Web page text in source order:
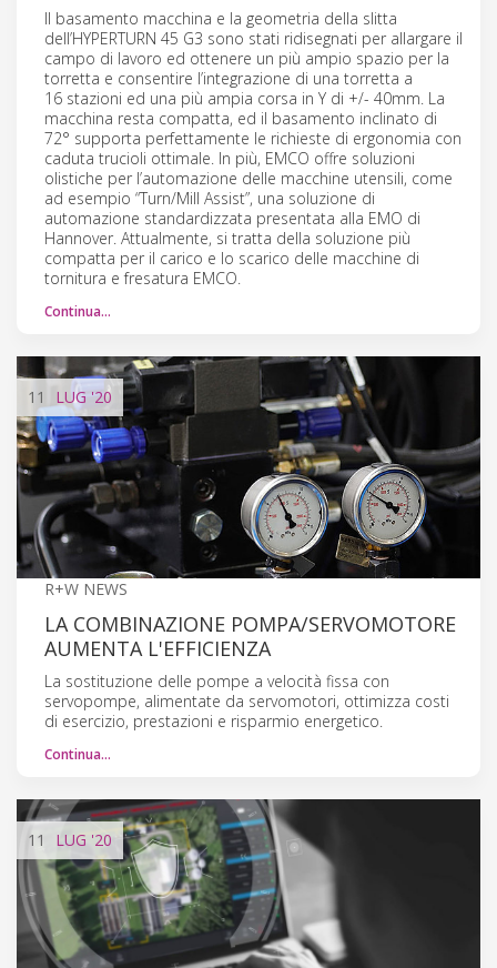
Il basamento macchina e la geometria della slitta
dell’HYPERTURN 45 G3 sono stati ridisegnati per allargare il
campo di lavoro ed ottenere un più ampio spazio per la
torretta e consentire l’integrazione di una torretta a
16 stazioni ed una più ampia corsa in Y di +/- 40mm. La
macchina resta compatta, ed il basamento inclinato di
72° supporta perfettamente le richieste di ergonomia con
caduta trucioli ottimale. In più, EMCO offre soluzioni
olistiche per l’automazione delle macchine utensili, come
ad esempio “Turn/Mill Assist”, una soluzione di
automazione standardizzata presentata alla EMO di
Hannover. Attualmente, si tratta della soluzione più
compatta per il carico e lo scarico delle macchine di
tornitura e fresatura EMCO.
Continua…
11 LUG'20
R+W NEWS
LA COMBINAZIONE POMPA/SERVOMOTORE
AUMENTA L'EFFICIENZA
La sostituzione delle pompe a velocità fissa con
servopompe, alimentate da servomotori, ottimizza costi
di esercizio, prestazioni e risparmio energetico.
Continua…
11 LUG '20